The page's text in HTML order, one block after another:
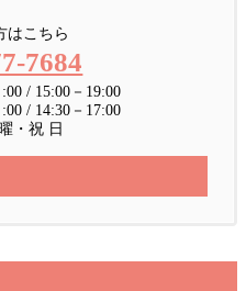
はこちら
7684
/ 15:00－19:00
/ 14:30－17:00
・祝 日